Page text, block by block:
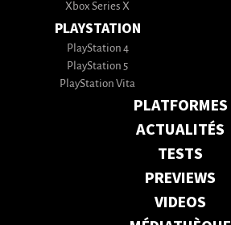
Xbox Series X
PLAYSTATION
PlayStation 4
PlayStation 5
PlayStation Vita
PLATFORMES
ACTUALITÉS
TESTS
PREVIEWS
VIDEOS